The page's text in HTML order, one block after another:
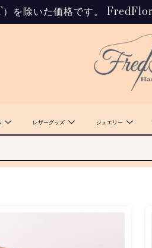
を除いた価格です。
レザーグッズ ジュエリー